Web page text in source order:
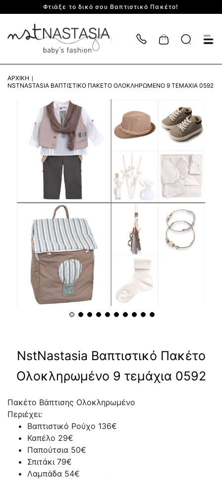
Φτιάξε το δικό σου Βαπτιστικό Πακέτο!
Cart
ΑΡΧΙΚΉ
NSTNASTASIA ΒΑΠΤΙΣΤΙΚΌ ΠΑΚΈΤΟ ΟΛΟΚΛΗΡΩΜΈΝΟ 9 ΤΕΜΆΧΙΑ 0592
NstNastasia Βαπτιστικό Πακέτο
Ολοκληρωμένο 9 τεμάχια 0592
Πακέτο Βάπτισης Ολοκληρωμένο
Περιέχει:
Βαπτιστικό Ρούχο 136€
Καπέλο 29€
Παπούτσια 50€
Σπιτάκι 79€
Λαμπάδα 54€